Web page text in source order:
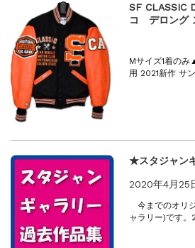
SF CLASSIC
コ デロング
Mサイズ1着の
用 2021新作 サ
★スタジャン
2020年4月25
今までのオリ
ャラリー)です